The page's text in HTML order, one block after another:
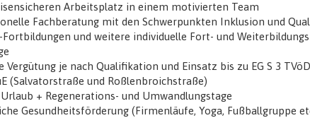
Arbeitsplatz in einem motivierten Team
Fachberatung mit den Schwerpunkten Inklusion und
Fortbildungen und weitere individuelle Fort- und
Vergütung je nach Qualifikation und Einsatz bis zu EG S 3
(Salvatorstraße und Roßlenbroichstraße)
Urlaub + Regenerations- und Umwandlungstage
Gesundheitsförderung (Firmenläufe, Yoga, Fußballgruppe